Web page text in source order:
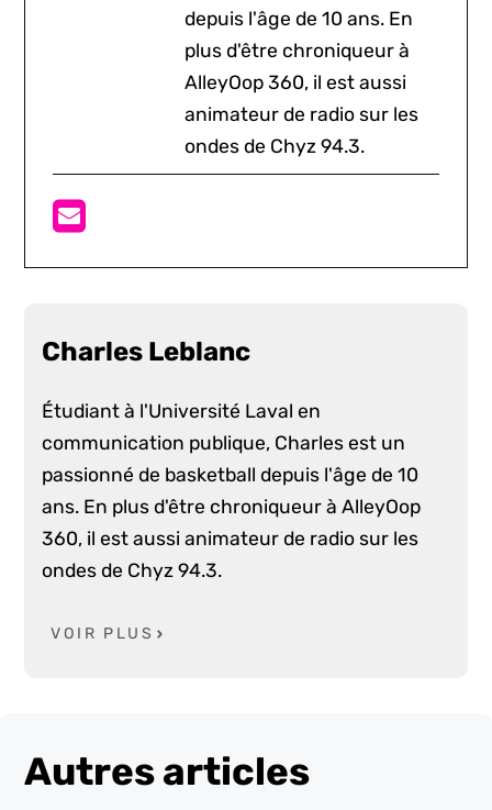
depuis l'âge de 10 ans. En
plus d'être chroniqueur à
AlleyOop 360, il est aussi
animateur de radio sur les
ondes de Chyz 94.3.
Charles Leblanc
Étudiant à l'Université Laval en
communication publique, Charles est un
passionné de basketball depuis l'âge de 10
ans. En plus d'être chroniqueur à AlleyOop
360, il est aussi animateur de radio sur les
ondes de Chyz 94.3.
VOIR PLUS
Autres articles